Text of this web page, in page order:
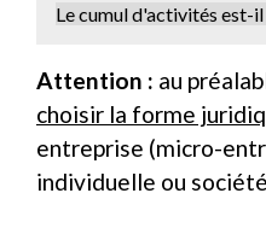
Le cumul d'activités est-il
Attention : au
choisir la forme
entreprise (micro-
individuelle ou